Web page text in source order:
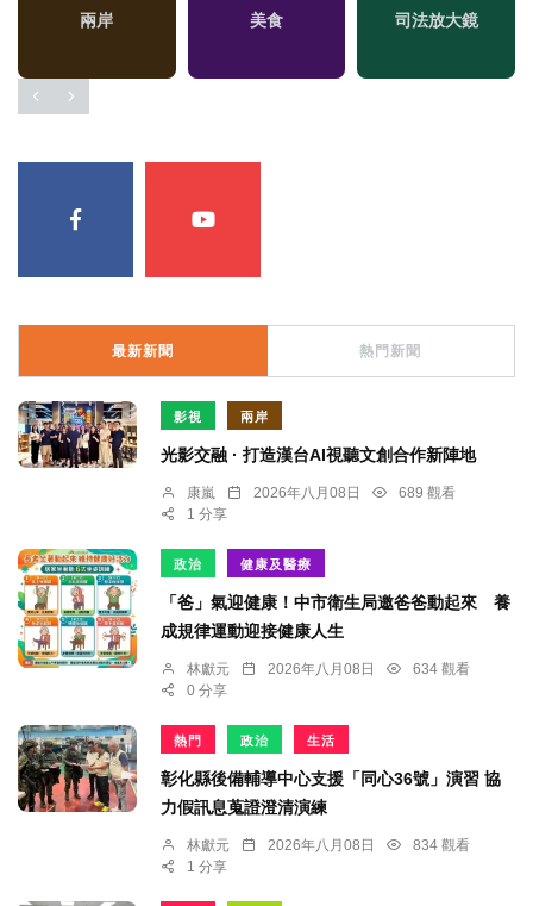
兩岸 美食 司法放大鏡
最新新聞 熱門新聞
影視 兩岸
光影交融 · 打造漢台AI視聽文創合作新陣地
康嵐 2026年八月08日
689 觀看
1 分享
政治 健康及醫療
「爸」氣迎健康！中市衛生局邀爸爸動起來 養
成規律運動迎接健康人生
林獻元 2026年八月08日
634 觀看
0 分享
熱門 政治 生活
彰化縣後備輔導中心支援「同心36號」演習 協
力假訊息蒐證澄清演練
林獻元 2026年八月08日
834 觀看
1 分享